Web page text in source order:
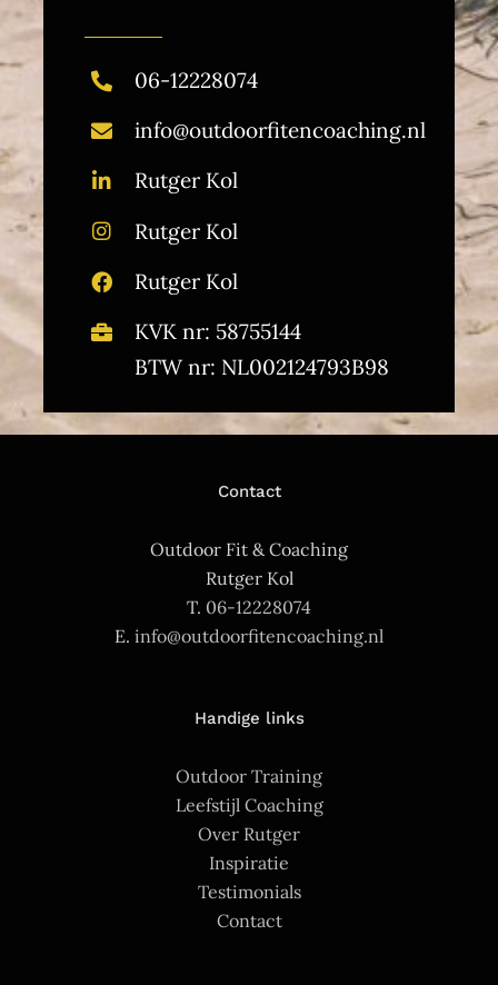
06-12228074
info@outdoorfitencoaching.nl
Rutger Kol
Rutger Kol
Rutger Kol
KVK nr: 58755144
BTW nr: NL002124793B98
Contact
Outdoor Fit & Coaching
Rutger Kol
T. 06-12228074
E. info@outdoorfitencoaching.nl
Handige links
Outdoor Training
Leefstijl Coaching
Over Rutger
Inspiratie
Testimonials
Contact